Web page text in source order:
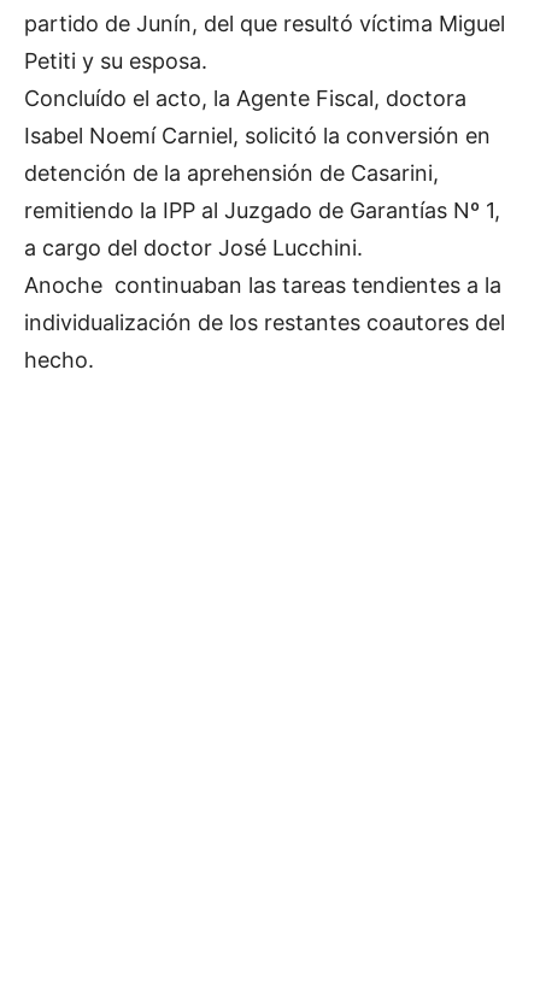
partido de Junín, del que resultó víctima Miguel
Petiti y su esposa.
Concluído el acto, la Agente Fiscal, doctora
Isabel Noemí Carniel, solicitó la conversión en
detención de la aprehensión de Casarini,
remitiendo la IPP al Juzgado de Garantías Nº 1,
a cargo del doctor José Lucchini.
Anoche continuaban las tareas tendientes a la
individualización de los restantes coautores del
hecho.